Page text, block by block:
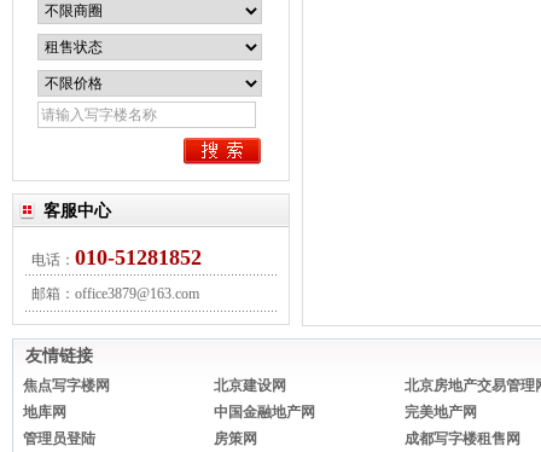
客服中心
电话： 010-51281852
邮箱：office3879@163.com
QQ:office3879@163.com(896278289)
友情链接
焦点写字楼网 北京建设网
北京房地产交易管理
地库网
中国金融地产网
完美地产网
管理员登陆
房策网 成都写字楼租售网